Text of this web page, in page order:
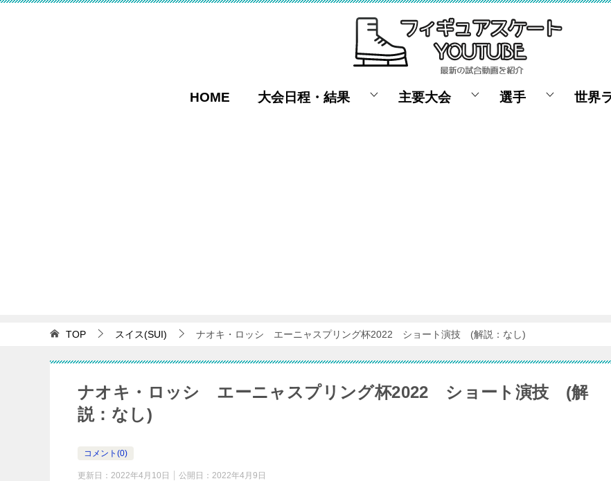
HOME 大会日程・結果 主要大会 選手 世界
TOP スイス(SUI) ナオキ・ロッシ エーニャスプリング杯2022 ショート演技 (解説：なし)
ナオキ・ロッシ エーニャスプリング杯2022 ショート演技 (解
説：なし)
コメント(0)
更新日： 2022年4月10日 公開日： 2022年4月9日